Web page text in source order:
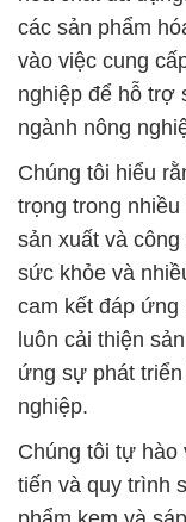
các sản phẩm
vào việc cung
nghiệp để hỗ trợ
ngành nông
Chúng tôi hiểu
trọng trong
sản xuất và
sức khỏe và
cam kết đáp ứng
luôn cải thiện
ứng sự phát
nghiệp.
Chúng tôi tự hào
tiến và quy trình